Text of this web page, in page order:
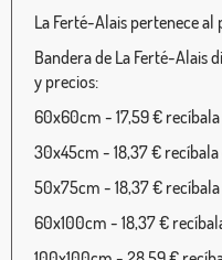
La Ferté-Alais pertenece al
Bandera de La Ferté-Alais
y precios:
60x60cm - 17,59 € recíbala
30x45cm - 18,37 € recíbala
50x75cm - 18,37 € recíbala
60x100cm - 18,37 €